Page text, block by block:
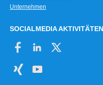
Unternehmen
SOCIALMEDIA AKTIVITÄTEN